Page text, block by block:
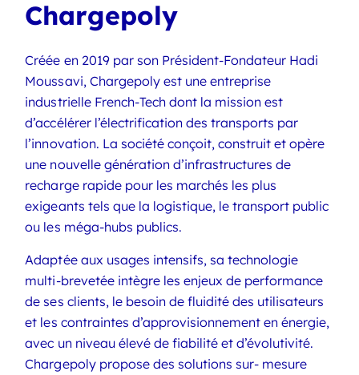
Chargepoly
Créée en 2019 par son Président-Fondateur Hadi
Moussavi, Chargepoly est une entreprise
industrielle French-Tech dont la mission est
d’accélérer l’électrification des transports par
l’innovation. La société conçoit, construit et opère
une nouvelle génération d’infrastructures de
recharge rapide pour les marchés les plus
exigeants tels que la logistique, le transport public
ou les méga-hubs publics.
Adaptée aux usages intensifs, sa technologie
multi-brevetée intègre les enjeux de performance
de ses clients, le besoin de fluidité des utilisateurs
et les contraintes d’approvisionnement en énergie,
avec un niveau élevé de fiabilité et d’évolutivité.
Chargepoly propose des solutions sur- mesure